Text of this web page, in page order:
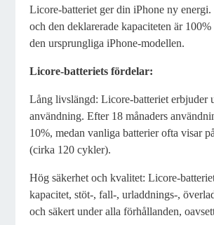
Licore-batteriet ger din iPhone ny
och den deklarerade kapaciteten är
den ursprungliga iPhone-modellen.
Licore-batteriets fördelar:
Lång livslängd: Licore-batteriet erbjuder
användning. Efter 18 månaders
10%, medan vanliga batterier ofta visar
(cirka 120 cykler).
Hög säkerhet och kvalitet: Licore-
kapacitet, stöt-, fall-, urladdnings-,
och säkert under alla förhållanden,